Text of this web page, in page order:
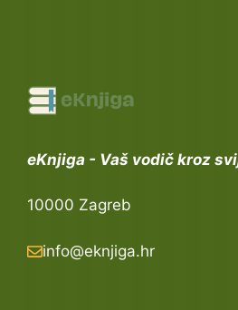
eKnjiga - Vaš vodič kroz
10000 Zagreb
info@eknjiga.hr